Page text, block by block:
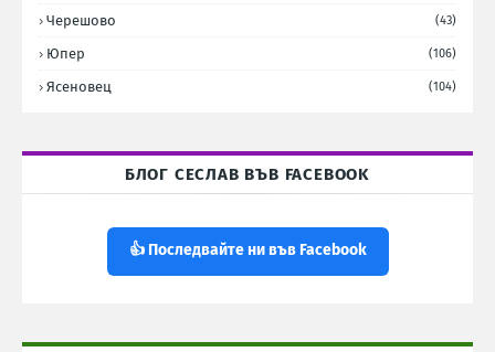
Черешово (43)
Юпер (106)
Ясеновец (104)
БЛОГ СЕСЛАВ ВЪВ FACEBOOK
👍 Последвайте ни във Facebook